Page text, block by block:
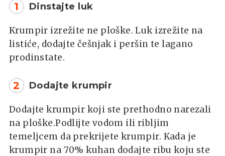
1 Dinstajte luk
Krumpir izrežite ne ploške. Luk izrežite na
listiće, dodajte češnjak i peršin te lagano
prodinstate.
2 Dodajte krumpir
Dodajte krumpir koji ste prethodno narezali
na ploške.Podlijte vodom ili ribljim
temeljcem da prekrijete krumpir. Kada je
krumpir na 70% kuhan dodajte ribu koju ste